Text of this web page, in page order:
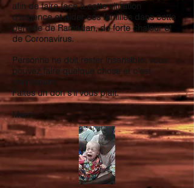
afin de faire face à cette situation
d'urgence et aider ces familles dans cette
période de Ramadan, de forte chaleur et
de Coronavirus.
Personne ne doit rester insensible, vous
pouvez faire quelque chose et c'est
maintenant.
Faites un don s'il vous plait.
Merci.